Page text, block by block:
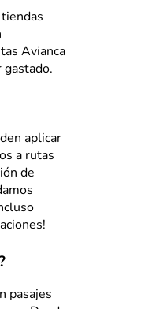
Avianca
gastado.
aplicar
a rutas
de
pasajes